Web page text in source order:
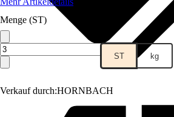
Verkauf durch:HORNBACH
Menge (ST)
ST kg